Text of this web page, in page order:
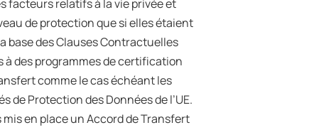
facteurs relatifs à la vie privée et
de protection que si elles étaient
base des Clauses Contractuelles
à des programmes de certification
comme le cas échéant les
de Protection des Données de l’UE.
mis en place un Accord de Transfert